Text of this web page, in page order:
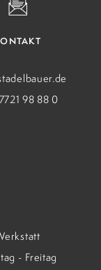
- Freitag
98 88 0